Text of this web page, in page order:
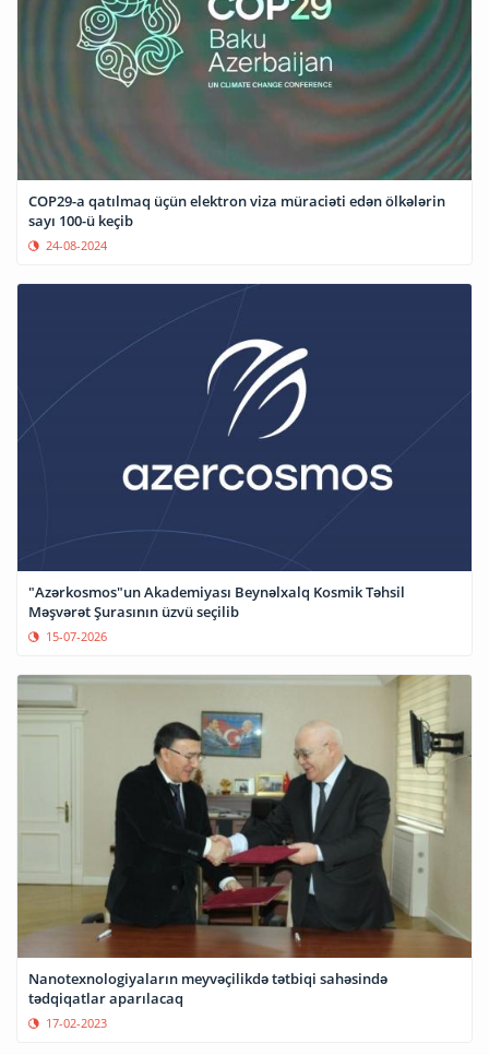
COP29-a qatılmaq üçün elektron viza müraciəti edən ölkələrin
sayı 100-ü keçib
24-08-2024
"Azərkosmos"un Akademiyası Beynəlxalq Kosmik Təhsil
Məşvərət Şurasının üzvü seçilib
15-07-2026
Nanotexnologiyaların meyvəçilikdə tətbiqi sahəsində
tədqiqatlar aparılacaq
17-02-2023